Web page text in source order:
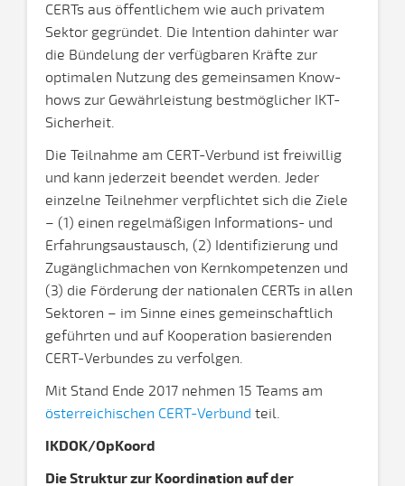
CERTs aus öffentlichem wie auch privatem
Sektor gegründet. Die Intention dahinter war
die Bündelung der verfügbaren Kräfte zur
optimalen Nutzung des gemeinsamen Know-
hows zur Gewährleistung bestmöglicher IKT-
Sicherheit.
Die Teilnahme am CERT-Verbund ist freiwillig
und kann jederzeit beendet werden. Jeder
einzelne Teilnehmer verpflichtet sich die Ziele
– (1) einen regelmäßigen Informations- und
Erfahrungsaustausch, (2) Identifizierung und
Zugänglichmachen von Kernkompetenzen und
(3) die Förderung der nationalen CERTs in allen
Sektoren – im Sinne eines gemeinschaftlich
geführten und auf Kooperation basierenden
CERT-Verbundes zu verfolgen.
Mit Stand Ende 2017 nehmen 15 Teams am
österreichischen CERT-Verbund teil.
IKDOK/OpKoord
Die Struktur zur Koordination auf der